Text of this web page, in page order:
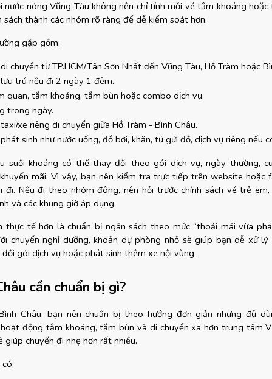
nước nóng Vũng Tàu không nên chỉ tính mỗi vé tắm khoáng
sách thành các nhóm rõ ràng để dễ kiểm soát hơn.
gặp gồm:
chuyển từ TP.HCM/Tân Sơn Nhất đến Vũng Tàu, Hồ Tràm hoặc
trú nếu đi 2 ngày 1 đêm.
quan, tắm khoáng, tắm bùn hoặc combo dịch vụ.
trong ngày.
xe riêng di chuyển giữa Hồ Tràm - Bình Châu.
sinh như nước uống, đồ bơi, khăn, tủ gửi đồ, dịch vụ riêng nếu
suối khoáng có thể thay đổi theo gói dịch vụ, ngày thường,
mãi. Vì vậy, bạn nên kiểm tra trực tiếp trên website hoặc
đi. Nếu đi theo nhóm đông, nên hỏi trước chính sách vé trẻ
và các khung giờ áp dụng.
thực tế hơn là chuẩn bị ngân sách theo mức “thoải mái vừa
chuyến nghỉ dưỡng, khoản dự phòng nhỏ sẽ giúp bạn dễ xử lý
gói dịch vụ hoặc phát sinh thêm xe nội vùng.
cần chuẩn bị gì?
Châu, bạn nên chuẩn bị theo hướng đơn giản nhưng đủ
động tắm khoáng, tắm bùn và di chuyển xa hơn trung tâm
giúp chuyến đi nhẹ hơn rất nhiều.